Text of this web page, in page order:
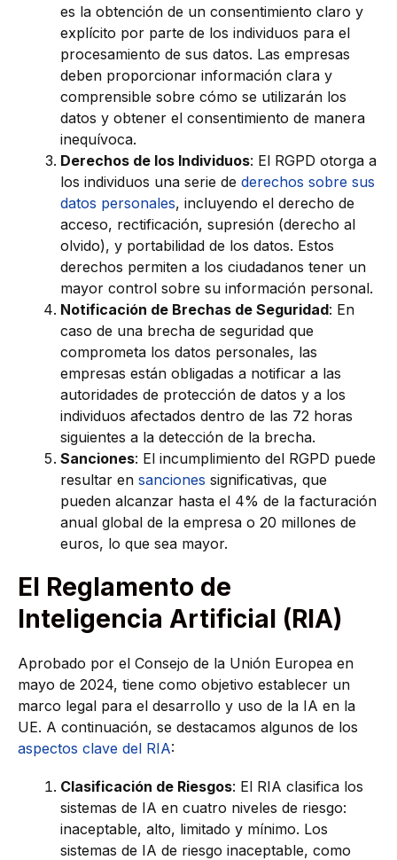
es la obtención de un consentimiento claro y
explícito por parte de los individuos para el
procesamiento de sus datos. Las empresas
deben proporcionar información clara y
comprensible sobre cómo se utilizarán los
datos y obtener el consentimiento de manera
inequívoca.
Derechos de los Individuos: El RGPD otorga a
los individuos una serie de derechos sobre sus
datos personales, incluyendo el derecho de
acceso, rectificación, supresión (derecho al
olvido), y portabilidad de los datos. Estos
derechos permiten a los ciudadanos tener un
mayor control sobre su información personal.
Notificación de Brechas de Seguridad: En
caso de una brecha de seguridad que
comprometa los datos personales, las
empresas están obligadas a notificar a las
autoridades de protección de datos y a los
individuos afectados dentro de las 72 horas
siguientes a la detección de la brecha.
Sanciones: El incumplimiento del RGPD puede
resultar en sanciones significativas, que
pueden alcanzar hasta el 4% de la facturación
anual global de la empresa o 20 millones de
euros, lo que sea mayor.
El Reglamento de
Inteligencia Artificial (RIA)
Aprobado por el Consejo de la Unión Europea en
mayo de 2024, tiene como objetivo establecer un
marco legal para el desarrollo y uso de la IA en la
UE. A continuación, se destacamos algunos de los
aspectos clave del RIA:
Clasificación de Riesgos: El RIA clasifica los
sistemas de IA en cuatro niveles de riesgo:
inaceptable, alto, limitado y mínimo. Los
sistemas de IA de riesgo inaceptable, como